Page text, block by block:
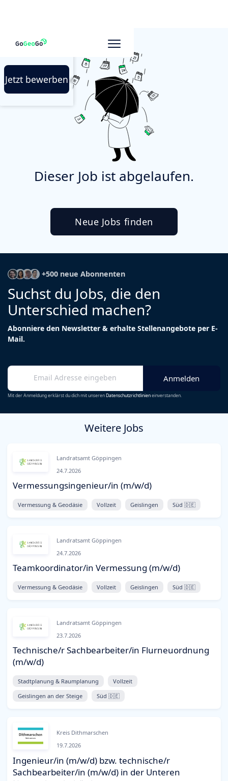
Jetzt bewerben
Dieser Job ist abgelaufen.
Neue Jobs finden
+500 neue Abonnenten
Suchst du Jobs, die den
Unterschied machen?
Abonniere den Newsletter & erhalte Stellenangebote per E-
Mail.
Mit der Anmeldung erklärst du dich mit unseren Datenschutzrichtlinieneinverstanden.
Weitere Jobs
Landratsamt Göppingen
24.7.2026
Vermessungsingenieur/in (m/w/d)
Vermessung & Geodäsie Vollzeit Geislingen Süd 🇩🇪
Landratsamt Göppingen
24.7.2026
Teamkoordinator/in Vermessung (m/w/d)
Vermessung & Geodäsie Vollzeit Geislingen Süd 🇩🇪
Landratsamt Göppingen
23.7.2026
Technische/r Sachbearbeiter/in Flurneuordnung
(m/w/d)
Stadtplanung & Raumplanung
Vollzeit
Geislingen an der Steige
Süd 🇩🇪
Kreis Dithmarschen
19.7.2026
Ingenieur/in (m/w/d) bzw. technische/r
Sachbearbeiter/in (m/w/d) in der Unteren